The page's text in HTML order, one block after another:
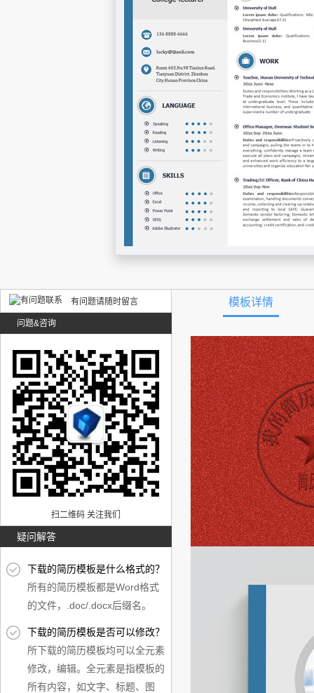
有问题请随时留言
问题&咨询
扫二维码 关注我们
疑问解答
下载的简历模板是什么格式的？
所有的简历模板都是Word格式
的文件，.doc/.docx后缀名。
下载的简历模板是否可以修改？
所下载的简历模板均可以全元素
修改，编辑。全元素是指模板的
所有内容，如文字、标题、图
模板详情